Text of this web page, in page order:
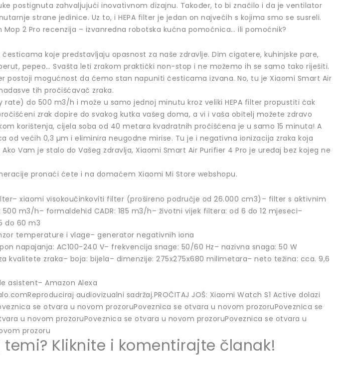
postignuta zahvaljujući inovativnom dizajnu. Također, to bi značilo i da je ventilator
strane jedinice. Uz to, i HEPA filter je jedan on najvećih s kojima smo se susreli.
Mop 2 Pro recenzija – izvanredna robotska kućna pomoćnica… ili pomoćnik?
česticama koje predstavljaju opasnost za naše zdravlje. Dim cigatere, kuhinjske pare,
pepeo… Svašta leti zrakom praktički non-stop i ne možemo ih se samo tako riješiti.
postoji mogućnost da ćemo stan napuniti česticama izvana. No, tu je Xiaomi Smart Air
tih pročišćavač zraka.
rate) do 500 m3/h i može u samo jednoj minutu kroz veliki HEPA filter propustiti čak
zrak dopire do svakog kutka vašeg doma, a vi i vaša obitelj možete zdravo
korištenja, cijela soba od 40 metara kvadratnih pročišćena je u samo 15 minuta! A
od većih 0,3 µm i eliminira neugodne mirise. Tu je i negativna ionizacija zraka koja
Vam je stalo do Vašeg zdravlja, Xiaomi Smart Air Purifier 4 Pro je uređaj bez kojeg ne
pronaći ćete i na domaćem Xiaomi Mi Store webshopu.
xiaomi visokoučinkoviti filter (prošireno područje od 26.000 cm3)– filter s aktivnim
m3/h– formaldehid CADR: 185 m3/h– životni vijek filtera: od 6 do 12 mjeseci–
do 60 m3
temperature i vlage– generator negativnih iona
napajanja: AC100-240 V– frekvencija snage: 50/60 Hz– nazivna snaga: 50 W
kvalitete zraka– boja: bijela– dimenzije: 275x275x680 milimetara– neto težina: cca. 9,6
asistent– Amazon Alexa
audiovizualni sadržaj.PROČITAJ JOŠ: Xiaomi Watch S1 Active dolazi
se otvara u novom prozoruPoveznica se otvara u novom prozoruPoveznica se
u novom prozoruPoveznica se otvara u novom prozoruPoveznica se otvara u
prozoru
Kliknite i komentirajte članak!